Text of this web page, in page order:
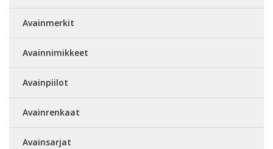
Avainmerkit
Avainnimikkeet
Avainpiilot
Avainrenkaat
Avainsarjat